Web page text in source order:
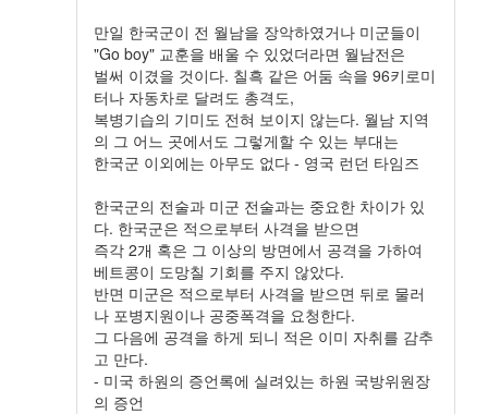
만일 한국군이 전 월남을 장악하였거나 미군들이
"Go boy" 교훈을 배울 수 있었더라면 월남전은
벌써 이겼을 것이다. 칠흑 같은 어둠 속을 96키로미
터나 자동차로 달려도 총격도,
복병기습의 기미도 전혀 보이지 않는다. 월남 지역
의 그 어느 곳에서도 그렇게할 수 있는 부대는
한국군 이외에는 아무도 없다 - 영국 런던 타임즈
한국군의 전술과 미군 전술과는 중요한 차이가 있
다. 한국군은 적으로부터 사격을 받으면
즉각 2개 혹은 그 이상의 방면에서 공격을 가하여
베트콩이 도망칠 기회를 주지 않았다.
반면 미군은 적으로부터 사격을 받으면 뒤로 물러
나 포병지원이나 공중폭격을 요청한다.
그 다음에 공격을 하게 되니 적은 이미 자취를 감추
고 만다.
- 미국 하원의 증언록에 실려있는 하원 국방위원장
의 증언